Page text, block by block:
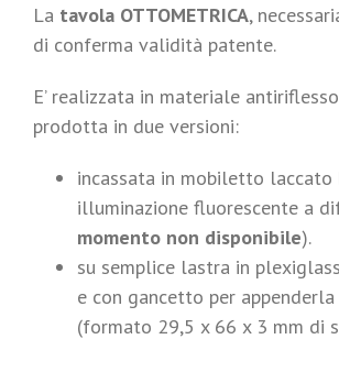
La tavola OTTOMETRICA,
di conferma validità patente.
E’ realizzata in materiale
prodotta in due versioni:
incassata in mobiletto laccato
illuminazione fluorescente a
momento non disponibile).
su semplice lastra in
e con gancetto per
(formato 29,5 x 66 x 3 mm di